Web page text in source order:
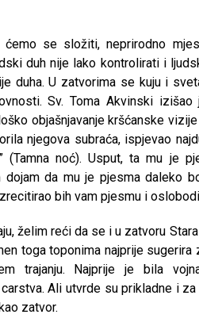
ćemo se složiti, neprirodno
duh nije lako kontrolirati i
duha. U zatvorima se kuju i
Sv. Toma Akvinski
objašnjavanje kršćanske
njegova subraća, ispjevao
(Tamna noć). Usput, ta mu je
dojam da mu je pjesma daleko
bih vam pjesmu i
želim reći da se i u zatvoru
toga toponima najprije
trajanju. Najprije je bila
Ali utvrde su prikladne i
zatvor.